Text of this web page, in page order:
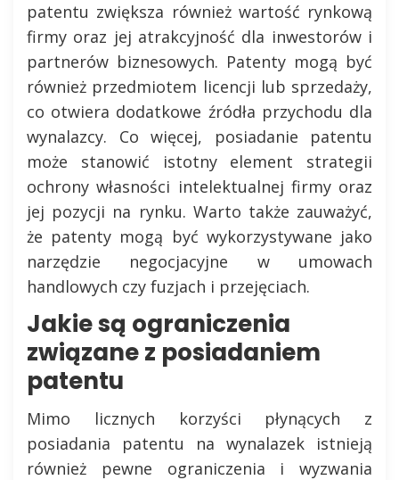
patentu zwiększa również wartość rynkową
firmy oraz jej atrakcyjność dla inwestorów i
partnerów biznesowych. Patenty mogą być
również przedmiotem licencji lub sprzedaży,
co otwiera dodatkowe źródła przychodu dla
wynalazcy. Co więcej, posiadanie patentu
może stanowić istotny element strategii
ochrony własności intelektualnej firmy oraz
jej pozycji na rynku. Warto także zauważyć,
że patenty mogą być wykorzystywane jako
narzędzie negocjacyjne w umowach
handlowych czy fuzjach i przejęciach.
Jakie są ograniczenia
związane z posiadaniem
patentu
Mimo licznych korzyści płynących z
posiadania patentu na wynalazek istnieją
również pewne ograniczenia i wyzwania